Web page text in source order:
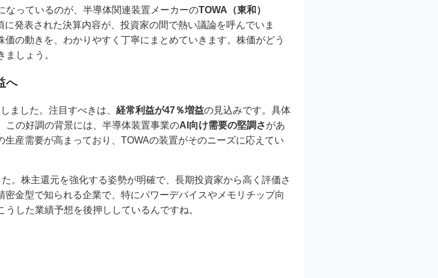
っているのが、半導体関連装置メーカーのTOWA（東和）
発表された決算内容が、投資家の間で熱い議論を呼んでいま
の動きを、わかりやすく丁寧にまとめていきます。株価がどう
しょう。
へ
ました。注目すべきは、 経常利益が47％増益の見込みです。具体
この好調の背景には、半導体装置事業のAI向け需要の堅調さがあ
産需要が高まっており、TOWAの装置がそのニーズに応えてい
。株主還元を強化する姿勢が明確で、長期投資家から高く評価さ
金型で知られる企業で、特にパワーデバイスやメモリチップ向
した業績予想を後押ししているんですね。